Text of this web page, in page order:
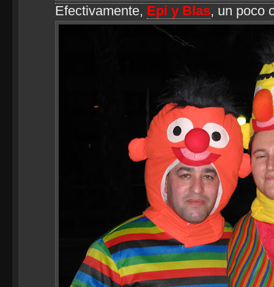
Efectivamente, Epi y Blas, un poco